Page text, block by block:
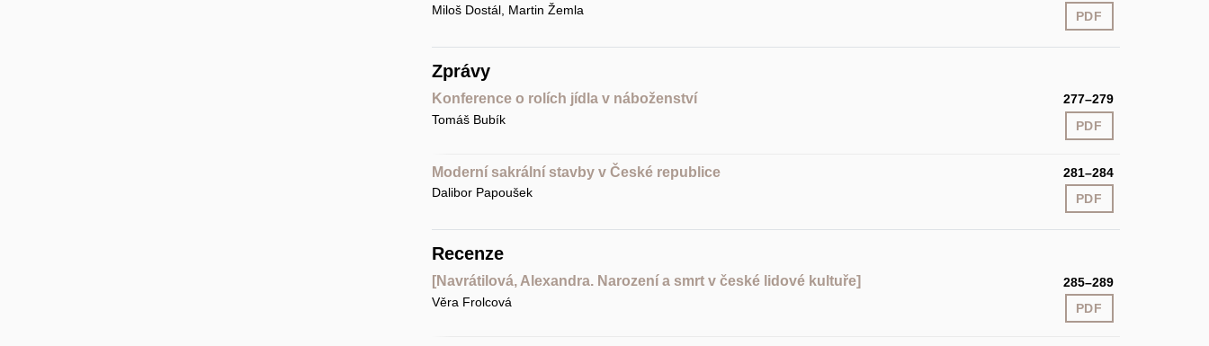
Miloš Dostál, Martin Žemla PDF
Zprávy
Konference o rolích jídla v náboženství
277–279
Tomáš Bubík
PDF
Moderní sakrální stavby v České republice
281–284
Dalibor Papoušek
PDF
Recenze
[Navrátilová, Alexandra. Narození a smrt v české lidové kultuře]
285–289
Věra Frolcová
PDF